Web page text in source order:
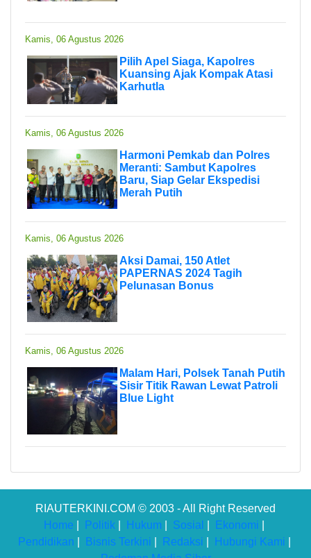
Kamis, 06 Agustus 2026
Pilih Apel Siaga, Kapolres
Kuansing Ajak Kompak Atasi
Karhutla
Kamis, 06 Agustus 2026
Harmoni Pemkab dan Polres
Meranti: Sambut Kapolres
Baru, Siap Gelar Ekspedisi
Merah Putih
Kamis, 06 Agustus 2026
Aksi Damai, 150 Atlet
PAPERNAS 2024 Tagih
Pelunasan Bonus
Kamis, 06 Agustus 2026
Malam Hari, Polsek Tanah Putih
Sisir Titik Rawan Lewat Patroli
Blue Light
RIAUTERKINI.COM © 2003 - All Right Reserved
Home
Politik Hukum Sosial Ekonomi
Pendidikan
Bisnis Terkini Redaksi Hubungi Kami